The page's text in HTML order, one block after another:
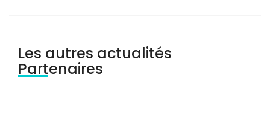
Les autres actualités
Partenaires